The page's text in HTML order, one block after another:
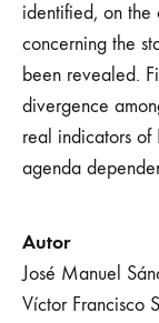
identified, on the
concerning the
been revealed.
divergence
real indicators of
agenda
Autor
José Manuel
Víctor Francisco